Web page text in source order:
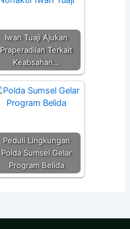
Iwan Tuaji Ajukan
Praperadilan Terkait
Keabsahan…
Peduli Lingkungan
Polda Sumsel Gelar
Program Belida